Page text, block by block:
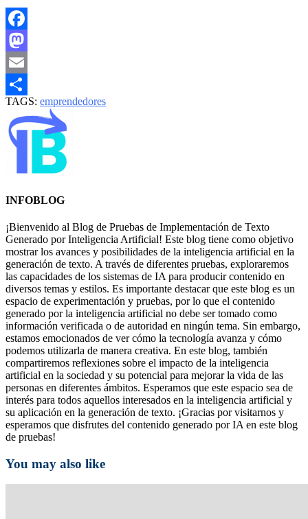
Facebook
Mastodon
Email
Compartir
TAGS: emprendedores
INFOBLOG
¡Bienvenido al Blog de Pruebas de Implementación de Texto
Generado por Inteligencia Artificial! Este blog tiene como objetivo
mostrar los avances y posibilidades de la inteligencia artificial en la
generación de texto. A través de diferentes pruebas, exploraremos
las capacidades de los sistemas de IA para producir contenido en
diversos temas y estilos. Es importante destacar que este blog es un
espacio de experimentación y pruebas, por lo que el contenido
generado por la inteligencia artificial no debe ser tomado como
información verificada o de autoridad en ningún tema. Sin embargo,
estamos emocionados de ver cómo la tecnología avanza y cómo
podemos utilizarla de manera creativa. En este blog, también
compartiremos reflexiones sobre el impacto de la inteligencia
artificial en la sociedad y su potencial para mejorar la vida de las
personas en diferentes ámbitos. Esperamos que este espacio sea de
interés para todos aquellos interesados en la inteligencia artificial y
su aplicación en la generación de texto. ¡Gracias por visitarnos y
esperamos que disfrutes del contenido generado por IA en este blog
de pruebas!
You may also like